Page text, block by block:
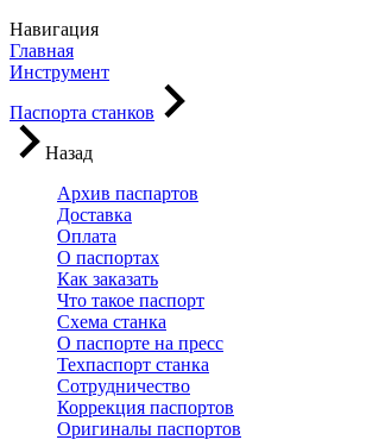
Навигация
Главная
Инструмент
Паспорта станков
Назад
Архив паспартов
Доставка
Оплата
О паспортах
Как заказать
Что такое паспорт
Схема станка
О паспорте на пресс
Техпаспорт станка
Сотрудничество
Коррекция паспортов
Оригиналы паспортов